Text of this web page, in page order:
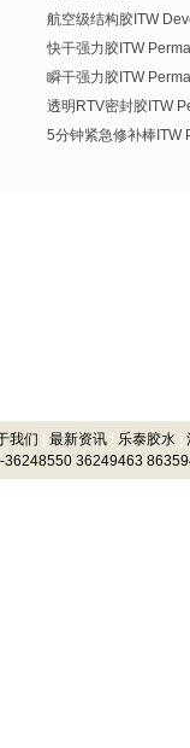
航空级结构胶ITW
快干强力胶ITW
瞬干强力胶ITW
透明RTV密封胶ITW
5分钟紧急修补棒ITW
我们 最新资讯| 乐泰胶水|
36249463